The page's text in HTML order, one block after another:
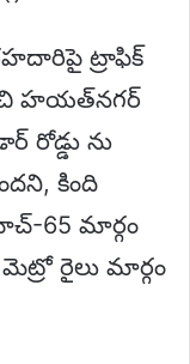
ట్రాఫిక్‌
హయత్‌నగర్‌
రోడ్డు ను
కింది
65 మార్గం
రైలు మార్గం